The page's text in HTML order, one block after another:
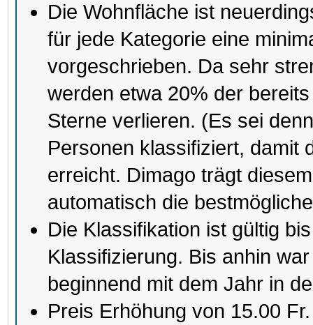
Die Wohnfläche ist
für jede Kategorie eine
vorgeschrieben. Da sehr
werden etwa 20% der
Sterne verlieren. (Es sei
Personen klassifiziert, damit
erreicht. Dimago trägt
automatisch die
Die Klassifikation ist gültig
Klassifizierung. Bis anhin
beginnend mit dem Jahr in
Preis Erhöhung von 15.00